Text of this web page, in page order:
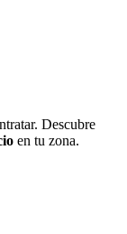
Descubre
en tu zona.